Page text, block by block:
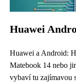
Huawei
Huawei a Android:
Matebook 14 nebo
vybaví tu zajímavou